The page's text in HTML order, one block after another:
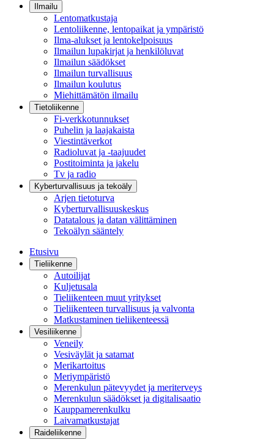
Ilmailu
Lentomatkustaja
Lentoliikenne, lentopaikat ja ympäristö
Ilma-alukset ja lentokelpoisuus
Ilmailun lupakirjat ja henkilöluvat
Ilmailun säädökset
Ilmailun turvallisuus
Ilmailun koulutus
Miehittämätön ilmailu
Tietoliikenne
Fi-verkkotunnukset
Puhelin ja laajakaista
Viestintäverkot
Radioluvat ja -taajuudet
Postitoiminta ja jakelu
Tv ja radio
Kyberturvallisuus ja tekoäly
Arjen tietoturva
Kyberturvallisuuskeskus
Datatalous ja datan välittäminen
Tekoälyn sääntely
Etusivu
Tieliikenne
Autoilijat
Kuljetusala
Tieliikenteen muut yritykset
Tieliikenteen turvallisuus ja valvonta
Matkustaminen tieliikenteessä
Vesiliikenne
Veneily
Vesiväylät ja satamat
Merikartoitus
Meriympäristö
Merenkulun pätevyydet ja meriterveys
Merenkulun säädökset ja digitalisaatio
Kauppamerenkulku
Laivamatkustajat
Raideliikenne